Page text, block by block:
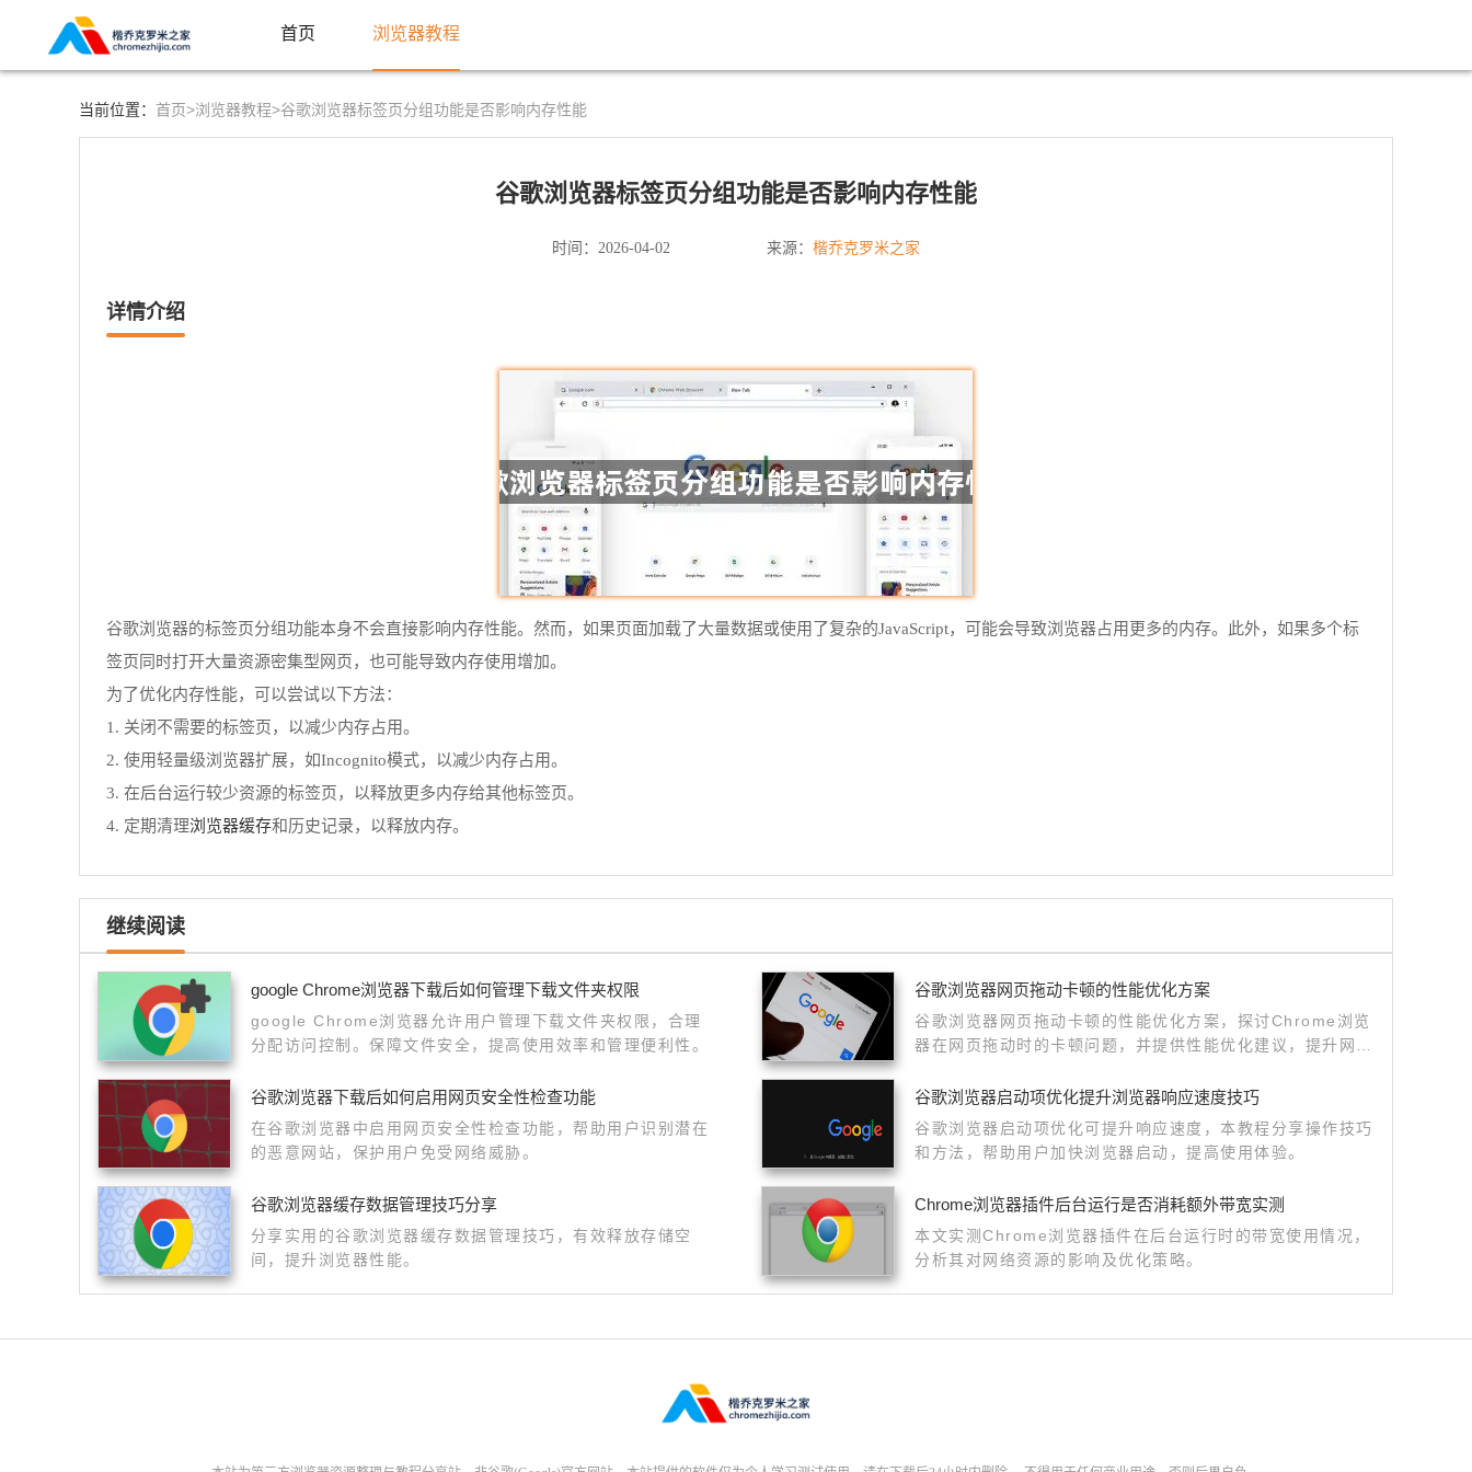
首页 浏览器教程
当前位置： 首页>浏览器教程>谷歌浏览器标签页分组功能是否影响内存性能
谷歌浏览器标签页分组功能是否影响内存性能
时间：2026-04-02 来源： 楷乔克罗米之家
详情介绍
谷歌浏览器的标签页分组功能本身不会直接影响内存性能。然而，如果页面加载了大量数据或使用了复杂的JavaScript，可能会导致浏览器占用更多的内存。此外，如果多个标
签页同时打开大量资源密集型网页，也可能导致内存使用增加。
为了优化内存性能，可以尝试以下方法：
1. 关闭不需要的标签页，以减少内存占用。
2. 使用轻量级浏览器扩展，如Incognito模式，以减少内存占用。
3. 在后台运行较少资源的标签页，以释放更多内存给其他标签页。
4. 定期清理浏览器缓存和历史记录，以释放内存。
继续阅读
google Chrome浏览器下载后如何管理下载文件夹权限
google Chrome浏览器允许用户管理下载文件夹权限，合理
分配访问控制。保障文件安全，提高使用效率和管理便利性。
谷歌浏览器网页拖动卡顿的性能优化方案
谷歌浏览器网页拖动卡顿的性能优化方案，探讨Chrome浏览
器在网页拖动时的卡顿问题，并提供性能优化建议，提升网页
谷歌浏览器下载后如何启用网页安全性检查功能
在谷歌浏览器中启用网页安全性检查功能，帮助用户识别潜在
的恶意网站，保护用户免受网络威胁。
谷歌浏览器启动项优化提升浏览器响应速度技巧
谷歌浏览器启动项优化可提升响应速度，本教程分享操作技巧
和方法，帮助用户加快浏览器启动，提高使用体验。
谷歌浏览器缓存数据管理技巧分享
分享实用的谷歌浏览器缓存数据管理技巧，有效释放存储空
间，提升浏览器性能。
Chrome浏览器插件后台运行是否消耗额外带宽实测
本文实测Chrome浏览器插件在后台运行时的带宽使用情况，
分析其对网络资源的影响及优化策略。